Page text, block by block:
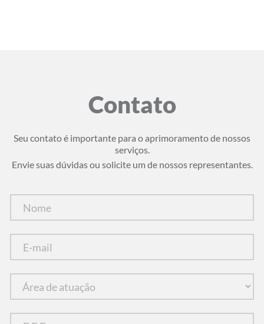
Contato
Seu contato é importante para o aprimoramento de nossos
serviços.
Envie suas dúvidas ou solicite um de nossos representantes.